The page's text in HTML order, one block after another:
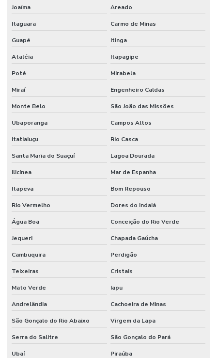
Joaíma Areado
Itaguara Carmo de Minas
Guapé Itinga
Ataléia Itapagipe
Poté Mirabela
Miraí Engenheiro Caldas
Monte Belo São João das Missões
Ubaporanga Campos Altos
Itatiaiuçu Rio Casca
Santa Maria do Suaçuí Lagoa Dourada
Ilicínea Mar de Espanha
Itapeva Bom Repouso
Rio Vermelho Dores do Indaiá
Água Boa Conceição do Rio Verde
Jequeri Chapada Gaúcha
Cambuquira Perdigão
Teixeiras Cristais
Mato Verde Iapu
Andrelândia Cachoeira de Minas
São Gonçalo do Rio Abaixo Virgem da Lapa
Serra do Salitre São Gonçalo do Pará
Ubaí Piraúba